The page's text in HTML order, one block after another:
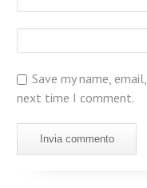
Save my name,
next time I comment.